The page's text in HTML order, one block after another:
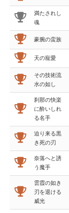
満たされし
魂
豪腕の蛮族
天の寵愛
その技術流
水の如し
刹那の快楽
に酔いしれ
る名手
迫り来る黒
き死の刃
奈落へと誘
う魔手
雲霞の如き
刃を退ける
威光